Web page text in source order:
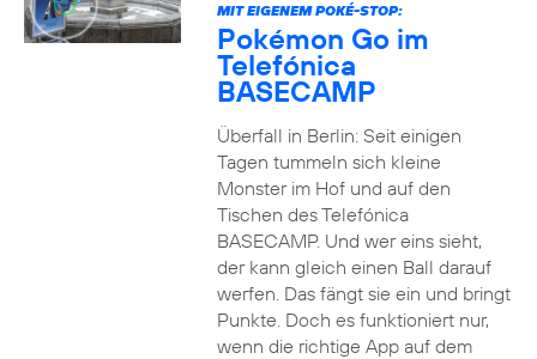
MIT EIGENEM POKÉ-STOP:
Pokémon Go im
Telefónica
BASECAMP
Überfall in Berlin: Seit einigen
Tagen tummeln sich kleine
Monster im Hof und auf den
Tischen des Telefónica
BASECAMP. Und wer eins sieht,
der kann gleich einen Ball darauf
werfen. Das fängt sie ein und bringt
Punkte. Doch es funktioniert nur,
wenn die richtige App auf dem